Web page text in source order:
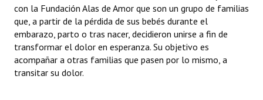
Datos Históricos
Premio al Mérito - Registro
Audiencias Públicas - Registro
Mujeres que Dejaron Huellas - Registro
con la Fundación Alas de Amor que son un grupo de familias
que, a partir de la pérdida de sus bebés durante el
embarazo, parto o tras nacer, decidieron unirse a fin de
transformar el dolor en esperanza. Su objetivo es
acompañar a otras familias que pasen por lo mismo, a
transitar su dolor.